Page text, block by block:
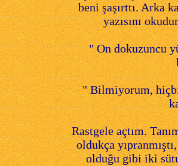
beni şaşırttı. Arka
yazısını
" On dokuzuncu
" Bilmiyorum,
Rastgele açtım.
oldukça
olduğu gibi iki